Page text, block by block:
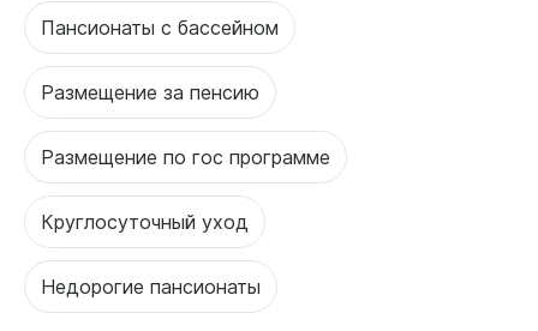
Пансионаты с бассейном
Размещение за пенсию
Размещение по гос программе
Круглосуточный уход
Недорогие пансионаты